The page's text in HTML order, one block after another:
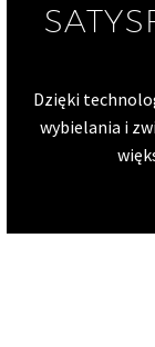
Dzięki
wybielania i